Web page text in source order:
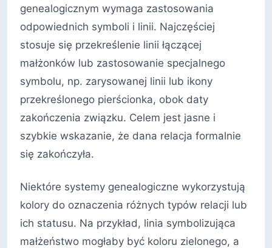
genealogicznym wymaga zastosowania
odpowiednich symboli i linii. Najczęściej
stosuje się przekreślenie linii łączącej
małżonków lub zastosowanie specjalnego
symbolu, np. zarysowanej linii lub ikony
przekreślonego pierścionka, obok daty
zakończenia związku. Celem jest jasne i
szybkie wskazanie, że dana relacja formalnie
się zakończyła.
Niektóre systemy genealogiczne wykorzystują
kolory do oznaczenia różnych typów relacji lub
ich statusu. Na przykład, linia symbolizująca
małżeństwo mogłaby być koloru zielonego, a